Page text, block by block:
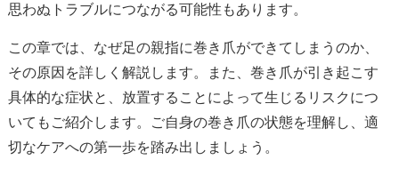
思わぬトラブルにつながる可能性もあります。
この章では、なぜ足の親指に巻き爪ができてしまうのか、
その原因を詳しく解説します。また、巻き爪が引き起こす
具体的な症状と、放置することによって生じるリスクにつ
いてもご紹介します。ご自身の巻き爪の状態を理解し、適
切なケアへの第一歩を踏み出しましょう。